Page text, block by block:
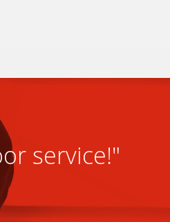
service!"